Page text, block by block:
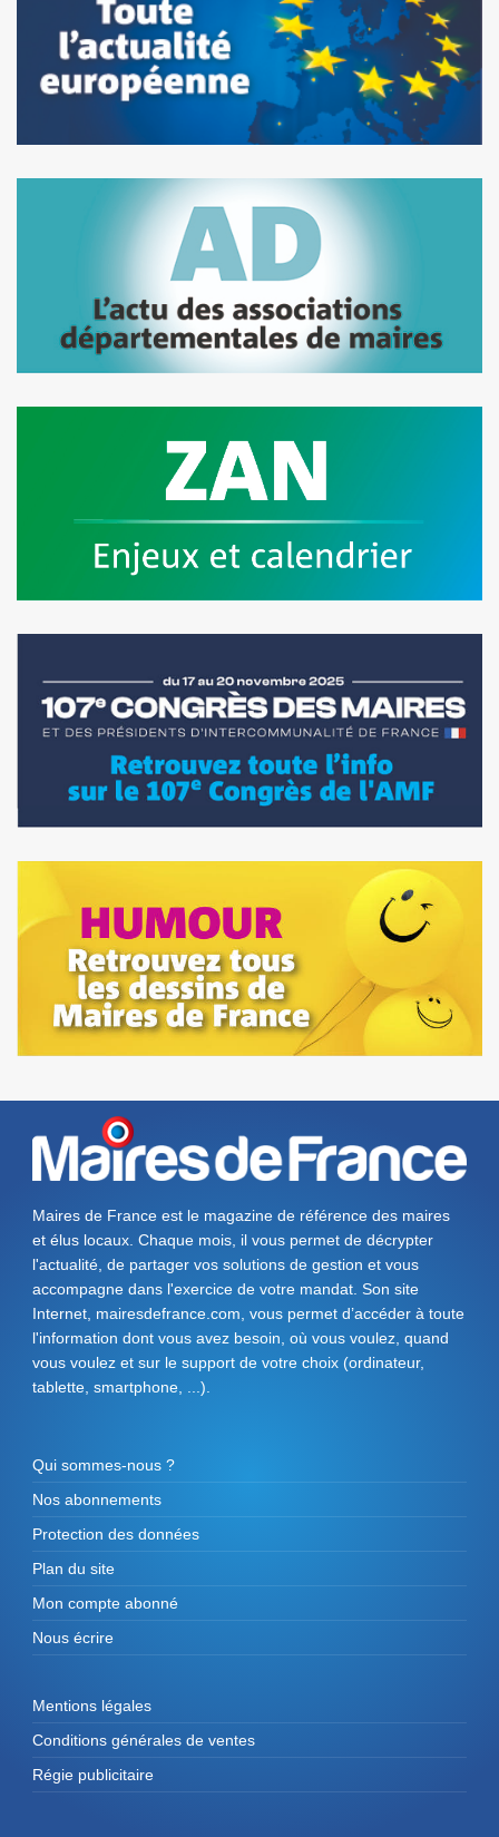
Maires de France est le magazine de référence des maires
et élus locaux. Chaque mois, il vous permet de décrypter
l'actualité, de partager vos solutions de gestion et vous
accompagne dans l'exercice de votre mandat. Son site
Internet, mairesdefrance.com, vous permet d’accéder à toute
l'information dont vous avez besoin, où vous voulez, quand
vous voulez et sur le support de votre choix (ordinateur,
tablette, smartphone, ...).
Qui sommes-nous ?
Nos abonnements
Protection des données
Plan du site
Mon compte abonné
Nous écrire
Mentions légales
Conditions générales de ventes
Régie publicitaire